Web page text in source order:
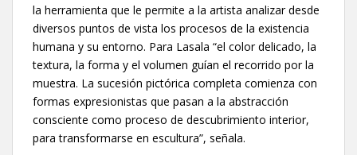
la herramienta que le permite a la artista analizar desde
diversos puntos de vista los procesos de la existencia
humana y su entorno. Para Lasala “el color delicado, la
textura, la forma y el volumen guían el recorrido por la
muestra. La sucesión pictórica completa comienza con
formas expresionistas que pasan a la abstracción
consciente como proceso de descubrimiento interior,
para transformarse en escultura”, señala.